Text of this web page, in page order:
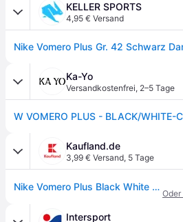
KELLER SPORTS
4,95 € Versand
Ka-Yo
Versandkostenfrei, 2–5 Tage
Kaufland.de
3,99 € Versand, 5 Tage
Nike Vomero Plus Black White (Women's) - EU 40
Intersport